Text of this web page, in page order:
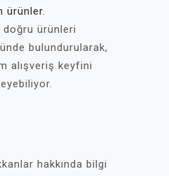
ürünler.
ürünleri
bulundurularak,
alışveriş keyfini
hakkında bilgi